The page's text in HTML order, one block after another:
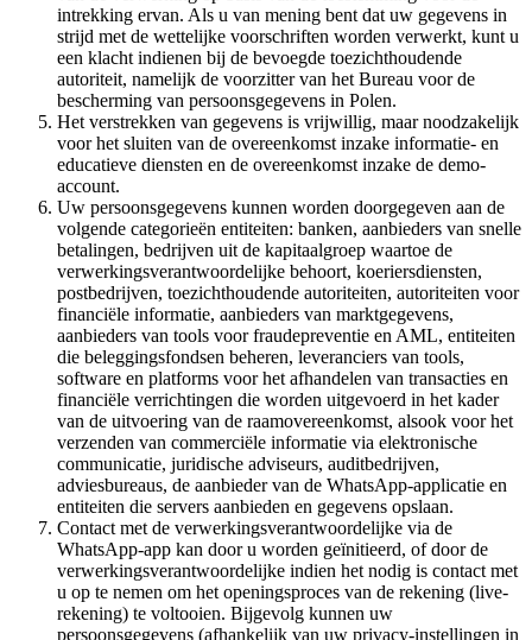
intrekking ervan. Als u van mening bent dat uw gegevens in
strijd met de wettelijke voorschriften worden verwerkt, kunt u
een klacht indienen bij de bevoegde toezichthoudende
autoriteit, namelijk de voorzitter van het Bureau voor de
bescherming van persoonsgegevens in Polen.
Het verstrekken van gegevens is vrijwillig, maar noodzakelijk
voor het sluiten van de overeenkomst inzake informatie- en
educatieve diensten en de overeenkomst inzake de demo-
account.
Uw persoonsgegevens kunnen worden doorgegeven aan de
volgende categorieën entiteiten: banken, aanbieders van snelle
betalingen, bedrijven uit de kapitaalgroep waartoe de
verwerkingsverantwoordelijke behoort, koeriersdiensten,
postbedrijven, toezichthoudende autoriteiten, autoriteiten voor
financiële informatie, aanbieders van marktgegevens,
aanbieders van tools voor fraudepreventie en AML, entiteiten
die beleggingsfondsen beheren, leveranciers van tools,
software en platforms voor het afhandelen van transacties en
financiële verrichtingen die worden uitgevoerd in het kader
van de uitvoering van de raamovereenkomst, alsook voor het
verzenden van commerciële informatie via elektronische
communicatie, juridische adviseurs, auditbedrijven,
adviesbureaus, de aanbieder van de WhatsApp-applicatie en
entiteiten die servers aanbieden en gegevens opslaan.
Contact met de verwerkingsverantwoordelijke via de
WhatsApp-app kan door u worden geïnitieerd, of door de
verwerkingsverantwoordelijke indien het nodig is contact met
u op te nemen om het openingsproces van de rekening (live-
rekening) te voltooien. Bijgevolg kunnen uw
persoonsgegevens (afhankelijk van uw privacy-instellingen in